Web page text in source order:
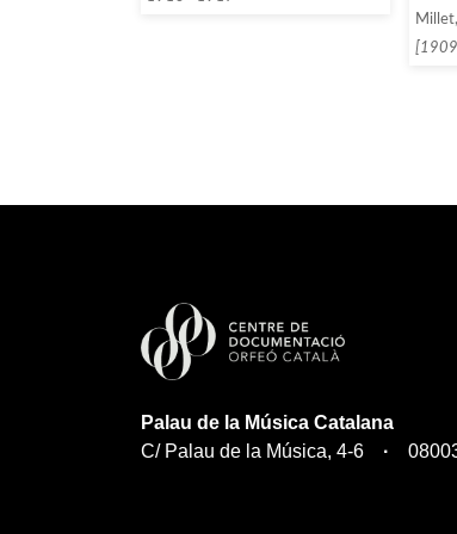
Palau de la Música Catalana
C/ Palau de la Música, 4-6